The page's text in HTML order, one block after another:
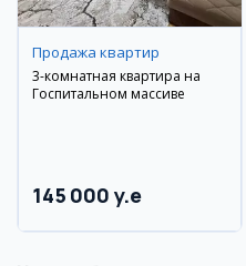
Продажа квартир
3-комнатная квартира на
Госпитальном массиве
145 000 y.e